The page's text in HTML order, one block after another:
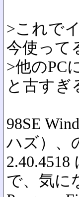
>これで
今使って
>他のPC
と古すぎ
98SE
ハズ）、
2.40.4518
で、気に